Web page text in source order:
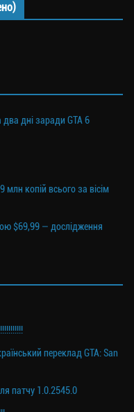
дні заради GTA 6
копій всього за вісім
$69,99 — дослідження
переклад GTA: San
патчу 1.0.2545.0